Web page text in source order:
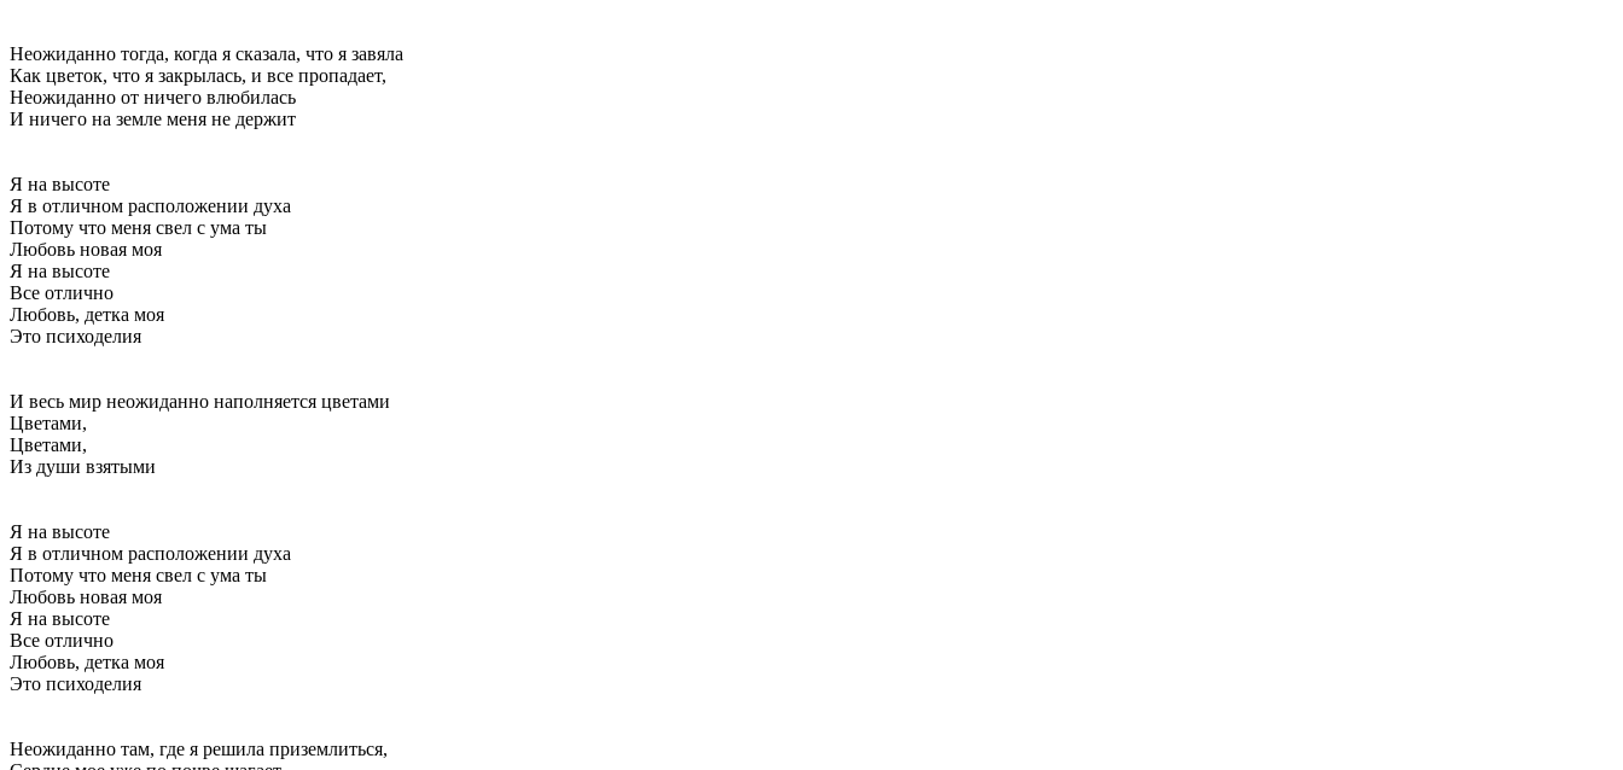
Неожиданно тогда, когда я сказала, что я завяла
Как цветок, что я закрылась, и все пропадает,
Неожиданно от ничего влюбилась
И ничего на земле меня не держит
Я на высоте
Я в отличном расположении духа
Потому что меня свел с ума ты
Любовь новая моя
Я на высоте
Все отлично
Любовь, детка моя
Это психоделия
И весь мир неожиданно наполняется цветами
Цветами,
Цветами,
Из души взятыми
Я на высоте
Я в отличном расположении духа
Потому что меня свел с ума ты
Любовь новая моя
Я на высоте
Все отлично
Любовь, детка моя
Это психоделия
Неожиданно там, где я решила приземлиться,